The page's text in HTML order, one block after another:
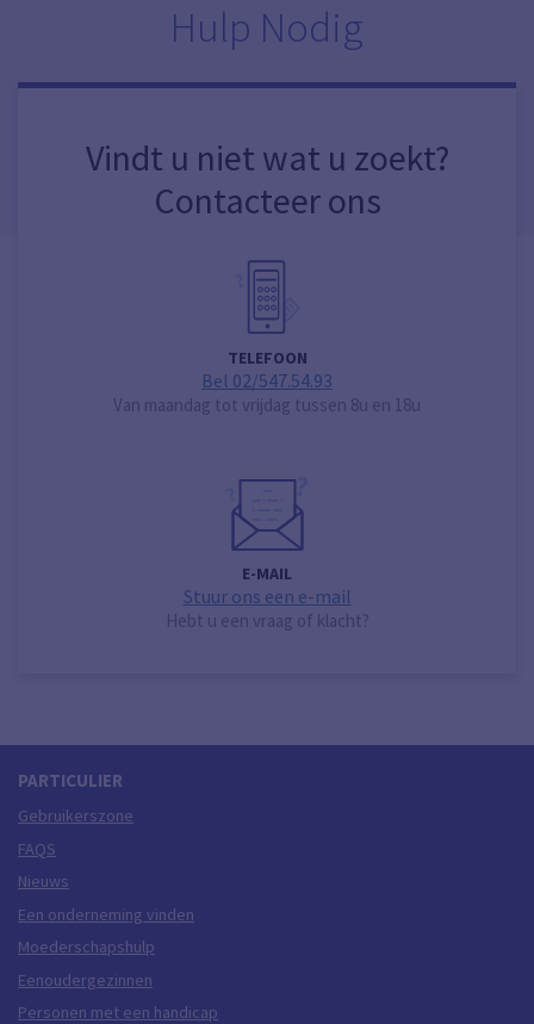
Hulp Nodig
Vindt u niet wat u zoekt?
Contacteer ons
TELEFOON
Bel 02/547.54.93
Van maandag tot vrijdag tussen 8u en 18u
E-MAIL
Stuur ons een e-mail
Hebt u een vraag of klacht?
PARTICULIER
Gebruikerszone
FAQS
Nieuws
Een onderneming vinden
Moederschapshulp
Eenoudergezinnen
Personen met een handicap